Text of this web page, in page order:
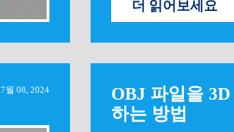
더 읽어보세요
7월 08, 2024
OBJ 파일을
하는 방법